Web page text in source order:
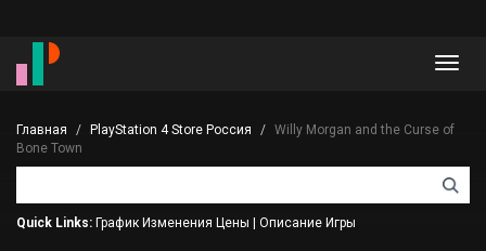
Главная PlayStation 4 Store Россия
Willy Morgan and the Curse of
Bone Town
Quick Links: График Изменения Цены Описание Игры